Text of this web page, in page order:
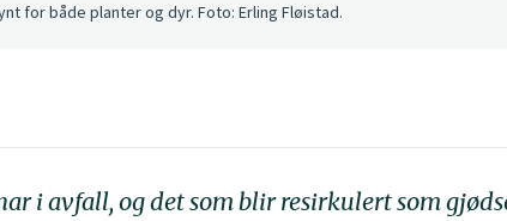
for både planter og dyr. Foto: Erling Fløistad.
i avfall, og det som blir resirkulert som